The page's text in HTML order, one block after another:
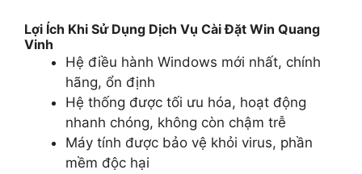
Lợi Ích Khi Sử Dụng Dịch Vụ Cài Đặt Win Quang
Vinh
Hệ điều hành Windows mới nhất, chính
hãng, ổn định
Hệ thống được tối ưu hóa, hoạt động
nhanh chóng, không còn chậm trễ
Máy tính được bảo vệ khỏi virus, phần
mềm độc hại